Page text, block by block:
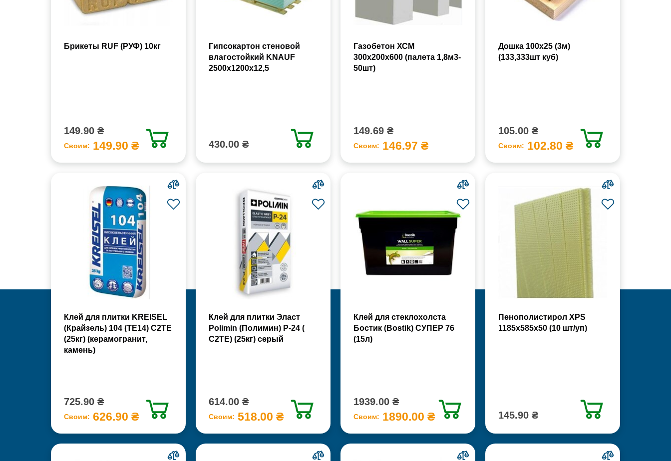
Брикеты RUF (РУФ) 10кг
149.90 ₴
Своим: 149.90 ₴
Гипсокартон стеновой
влагостойкий KNAUF
2500х1200х12,5
430.00 ₴
Газобетон ХСМ
300x200x600 (палета 1,8м3-
50шт)
149.69 ₴
Своим: 146.97 ₴
Дошка 100х25 (3м)
(133,333шт куб)
105.00 ₴
Своим: 102.80 ₴
Клей для плитки KREISEL
(Крайзель) 104 (ТЕ14) С2TE
(25кг) (керамогранит,
камень)
725.90 ₴
Своим: 626.90 ₴
Клей для плитки Эласт
Polimin (Полимин) Р-24 (
С2ТЕ) (25кг) серый
614.00 ₴
Своим: 518.00 ₴
Клей для стеклохолста
Бостик (Bostik) СУПЕР 76
(15л)
1939.00 ₴
Своим: 1890.00 ₴
Пенополистирол XPS
1185х585х50 (10 шт/уп)
145.90 ₴